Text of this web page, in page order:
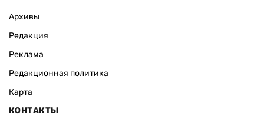
Архивы
Редакция
Реклама
Редакционная политика
Карта
КОНТАКТЫ